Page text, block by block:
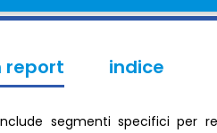
report indice
segmenti specifici per